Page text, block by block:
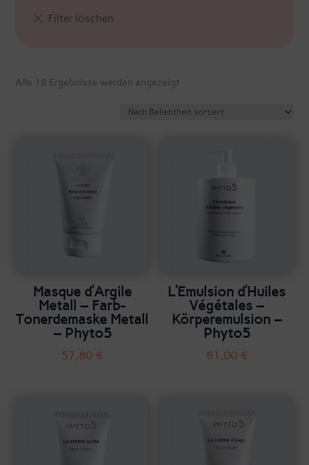
Alle 18 Ergebnisse werden angezeigt
Masque d’Argile
Metall – Farb-
Tonerdemaske Metall
– Phyto5
57,80 €
L’Emulsion d’Huiles
Végétales –
Körperemulsion –
Phyto5
61,00 €